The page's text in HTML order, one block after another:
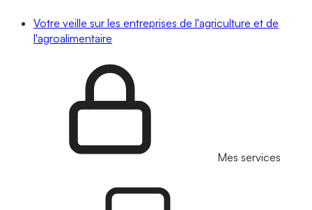
Votre veille sur les entreprises de l'agriculture et de
l'agroalimentaire
Mes services